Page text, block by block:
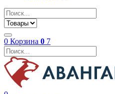
0 Корзина 0 7